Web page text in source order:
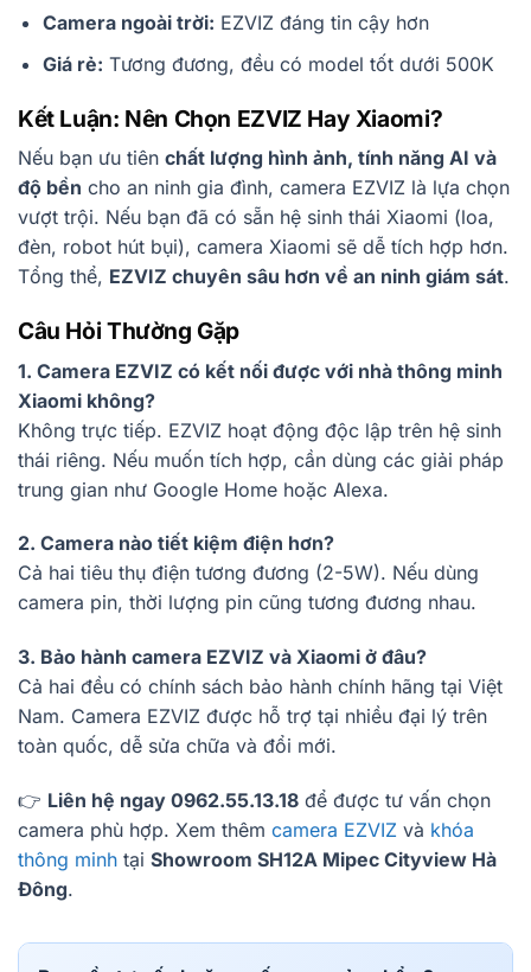
Camera ngoài trời: EZVIZ đáng tin cậy hơn
Giá rẻ: Tương đương, đều có model tốt dưới 500K
Kết Luận: Nên Chọn EZVIZ Hay Xiaomi?
Nếu bạn ưu tiên chất lượng hình ảnh, tính năng AI và
độ bền cho an ninh gia đình, camera EZVIZ là lựa chọn
vượt trội. Nếu bạn đã có sẵn hệ sinh thái Xiaomi (loa,
đèn, robot hút bụi), camera Xiaomi sẽ dễ tích hợp hơn.
Tổng thể, EZVIZ chuyên sâu hơn về an ninh giám sát.
Câu Hỏi Thường Gặp
1. Camera EZVIZ có kết nối được với nhà thông minh
Xiaomi không?
Không trực tiếp. EZVIZ hoạt động độc lập trên hệ sinh
thái riêng. Nếu muốn tích hợp, cần dùng các giải pháp
trung gian như Google Home hoặc Alexa.
2. Camera nào tiết kiệm điện hơn?
Cả hai tiêu thụ điện tương đương (2-5W). Nếu dùng
camera pin, thời lượng pin cũng tương đương nhau.
3. Bảo hành camera EZVIZ và Xiaomi ở đâu?
Cả hai đều có chính sách bảo hành chính hãng tại Việt
Nam. Camera EZVIZ được hỗ trợ tại nhiều đại lý trên
toàn quốc, dễ sửa chữa và đổi mới.
👉 Liên hệ ngay 0962.55.13.18 để được tư vấn chọn
camera phù hợp. Xem thêm camera EZVIZ và khóa
thông minh tại Showroom SH12A Mipec Cityview Hà
Đông.